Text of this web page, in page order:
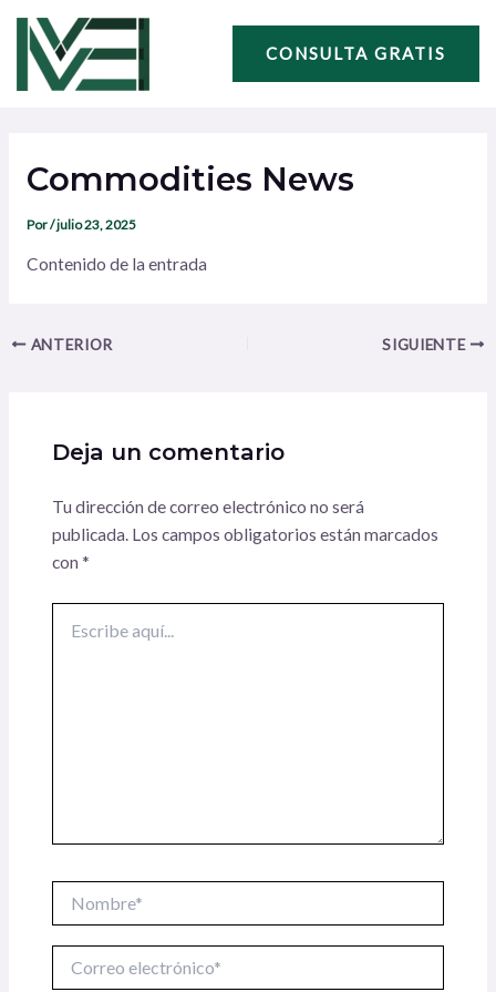
contenido
CONSULTA GRATIS
Commodities News
Por/julio 23, 2025
Contenido de la entrada
entradas
ANTERIOR SIGUIENTE
Deja un comentario
Tu dirección de correo electrónico no será
publicada. Los campos obligatorios están marcados
con *
aquí...
electrónico*